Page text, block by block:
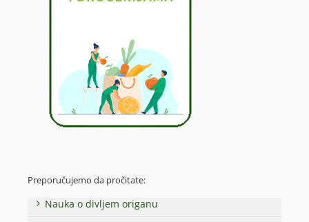
Preporučujemo da pročitate:
Nauka o divljem origanu